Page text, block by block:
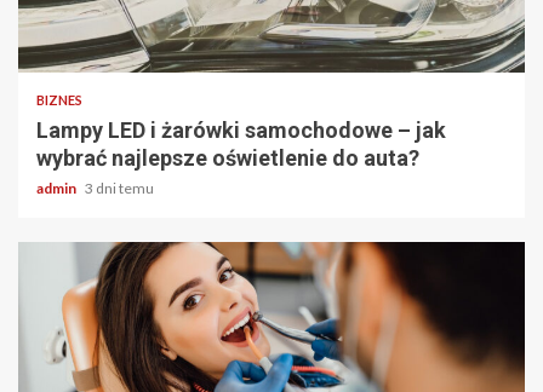
2 min odczytu
BIZNES
Lampy LED i żarówki samochodowe – jak
wybrać najlepsze oświetlenie do auta?
admin 3 dni temu